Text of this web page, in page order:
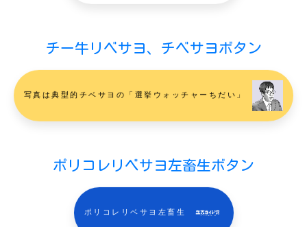
チー牛リベサヨ、チベサヨボタン
写真は典型的チベサヨの「選挙ウォッチャーちだい」
ポリコレリベサヨ左畜生ボタン
ポリコレリベサヨ左畜生